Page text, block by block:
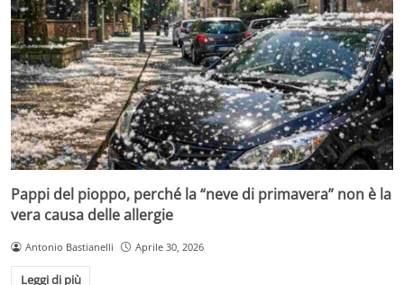
Pappi del pioppo, perché la “neve di primavera” non è la
vera causa delle allergie
Antonio Bastianelli Aprile 30, 2026
Leggi di più